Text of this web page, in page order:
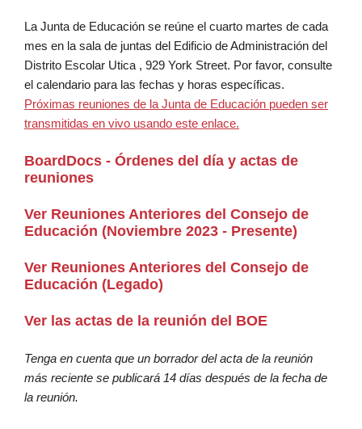
La Junta de Educación se reúne el cuarto martes de cada
mes en la sala de juntas del Edificio de Administración del
Distrito Escolar Utica , 929 York Street. Por favor, consulte
el calendario para las fechas y horas específicas.
Próximas reuniones de la Junta de Educación pueden ser
transmitidas en vivo usando este enlace.
BoardDocs - Órdenes del día y actas de
reuniones
Ver Reuniones Anteriores del Consejo de
Educación (Noviembre 2023 - Presente)
Ver Reuniones Anteriores del Consejo de
Educación (Legado)
Ver las actas de la reunión del BOE
Tenga en cuenta que un borrador del acta de la reunión
más reciente se publicará 14 días después de la fecha de
la reunión.